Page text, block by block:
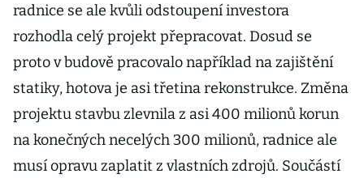
radnice se ale kvůli odstoupení investora
rozhodla celý projekt přepracovat. Dosud se
proto v budově pracovalo například na zajištění
statiky, hotova je asi třetina rekonstrukce. Změna
projektu stavbu zlevnila z asi 400 milionů korun
na konečných necelých 300 milionů, radnice ale
musí opravu zaplatit z vlastních zdrojů. Součástí